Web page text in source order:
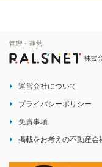
運営会社について
プライバシーポリシー
免責事項
掲載をお考えの不動産会